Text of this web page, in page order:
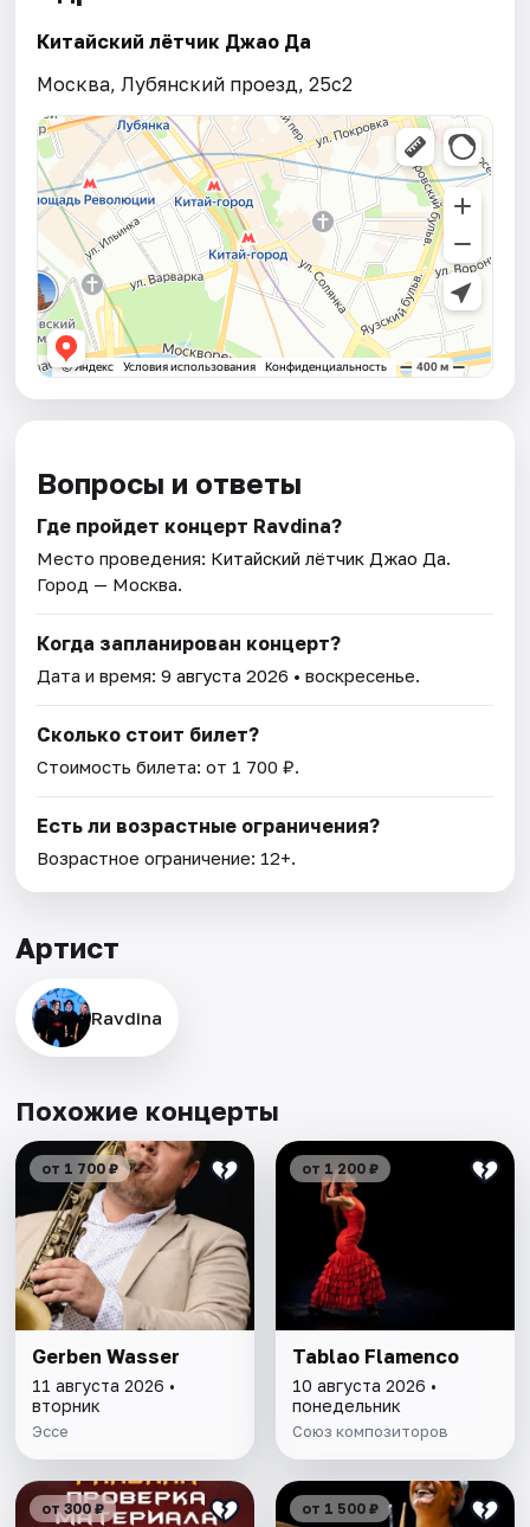
Китайский лётчик Джао Да
Москва, Лубянский проезд, 25с2
Вопросы и ответы
Где пройдет концерт Ravdina?
Место проведения: Китайский лётчик Джао Да.
Город — Москва.
Когда запланирован концерт?
Дата и время:9 августа 2026 • воскресенье.
Сколько стоит билет?
Стоимость билета: от 1 700 ₽.
Есть ли возрастные ограничения?
Возрастное ограничение: 12+.
Артист
Ravdina
Похожие концерты
от 1 700 ₽
Gerben Wasser
11 августа 2026 •
вторник
Эссе
от 1 200 ₽
Tablao Flamenсo
10 августа 2026 •
понедельник
Союз композиторов
от 300 ₽ от 1 500 ₽